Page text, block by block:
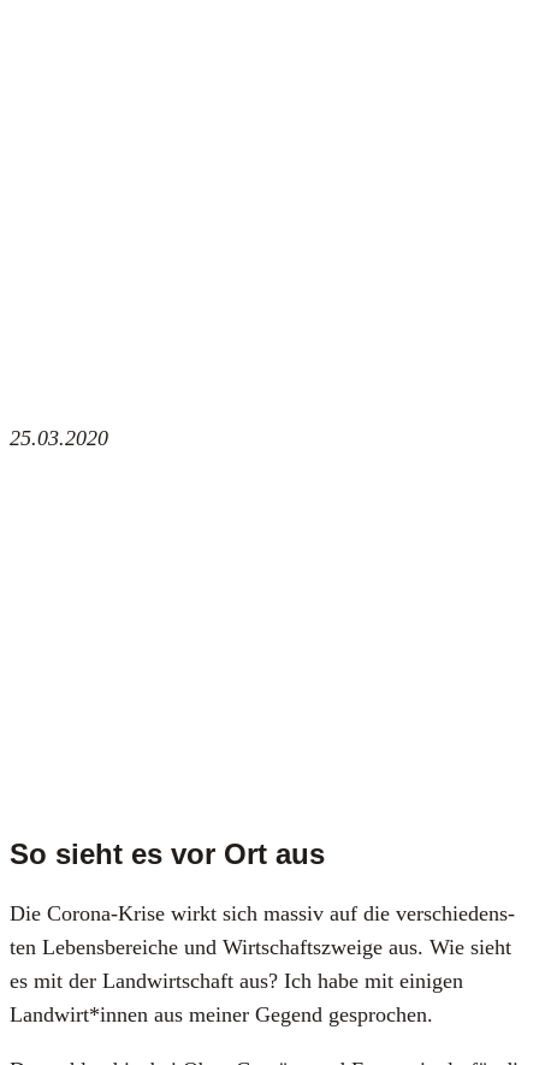
25.03.2020
So sieht es vor Ort aus
Die Coro­na-Kri­se wirkt sich mas­siv auf die ver­schie­dens­
ten Lebens­be­rei­che und Wirt­schafts­zwei­ge aus. Wie sieht
es mit der Land­wirt­schaft aus? Ich habe mit eini­gen
Landwirt*innen aus mei­ner Gegend gespro­chen.